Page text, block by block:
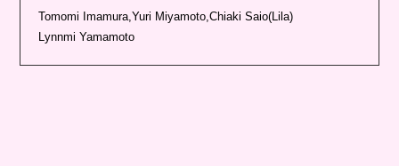
Tomomi Imamura,Yuri Miyamoto,Chiaki Saio(Lila)
Lynnmi Yamamoto